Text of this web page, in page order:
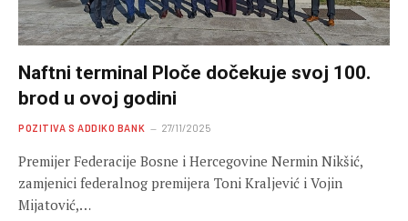
Naftni terminal Ploče dočekuje svoj 100.
brod u ovoj godini
POZITIVA S ADDIKO BANK 27/11/2025
Premijer Federacije Bosne i Hercegovine Nermin Nikšić,
zamjenici federalnog premijera Toni Kraljević i Vojin
Mijatović,…